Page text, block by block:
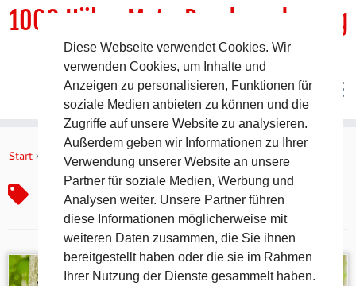
Inhalt
1000 HöhenMeterRundwanderweg
DER Rundwanderweg um Pommelsbrunn
Start » SevenSummits
SevenSummits
Diese Webseite verwendet Cookies. Wir
verwenden Cookies, um Inhalte und
Anzeigen zu personalisieren, Funktionen für
soziale Medien anbieten zu können und die
Zugriffe auf unsere Website zu analysieren.
Außerdem geben wir Informationen zu Ihrer
Verwendung unserer Website an unsere
Partner für soziale Medien, Werbung und
Analysen weiter. Unsere Partner führen
diese Informationen möglicherweise mit
weiteren Daten zusammen, die Sie ihnen
bereitgestellt haben oder die sie im Rahmen
Ihrer Nutzung der Dienste gesammelt haben.